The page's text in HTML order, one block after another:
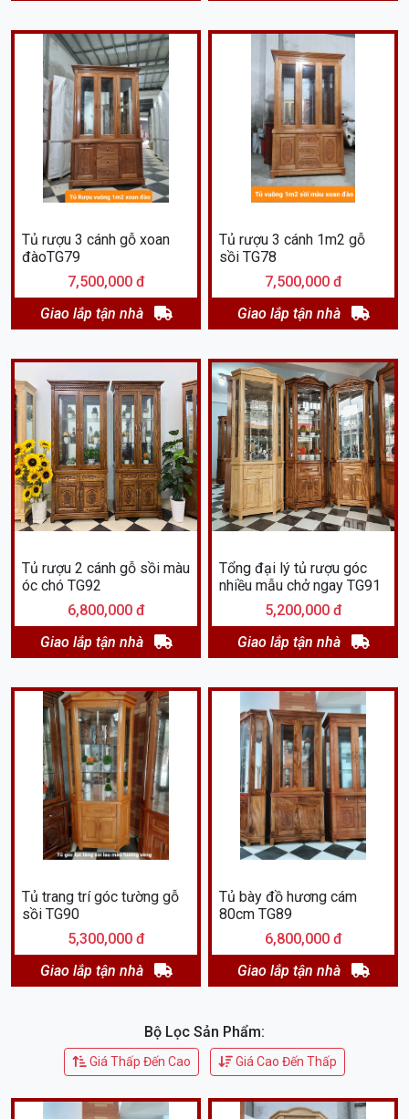
Tủ rượu 3 cánh gỗ xoan
đàoTG79
7,500,000 đ
Giao lắp tận nhà
Tủ rượu 3 cánh 1m2 gỗ
sồi TG78
7,500,000 đ
Giao lắp tận nhà
Tủ rượu 2 cánh gỗ sồi màu
óc chó TG92
6,800,000 đ
Giao lắp tận nhà
Tổng đại lý tủ rượu góc
nhiều mẫu chở ngay TG91
5,200,000 đ
Giao lắp tận nhà
Tủ trang trí góc tường gỗ
sồi TG90
5,300,000 đ
Giao lắp tận nhà
Tủ bày đồ hương cám
80cm TG89
6,800,000 đ
Giao lắp tận nhà
Bộ Lọc Sản Phẩm:
Giá Thấp Đến Cao Giá Cao Đến Thấp